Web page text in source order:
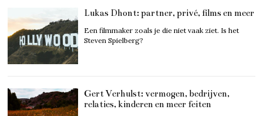
Lukas Dhont: partner, privé, films en meer
Een filmmaker zoals je die niet vaak ziet. Is het
Steven Spielberg?
Gert Verhulst: vermogen, bedrijven,
relaties, kinderen en meer feiten